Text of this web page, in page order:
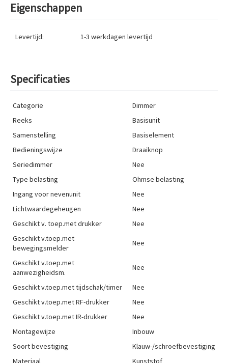
Eigenschappen
Levertijd: 1-3 werkdagen levertijd
Specificaties
Categorie
Dimmer
Reeks
Basisunit
Samenstelling
Basiselement
Bedieningswijze
Draaiknop
Seriedimmer
Nee
Type belasting
Ohmse belasting
Ingang voor nevenunit
Nee
Lichtwaardegeheugen
Nee
Geschikt v. toep.met drukker
Nee
Geschikt v.toep.met
bewegingsmelder
Nee
Geschikt v.toep.met
aanwezigheidsm.
Nee
Geschikt v.toep.met tijdschak/timer
Nee
Geschikt v.toep.met RF-drukker
Nee
Geschikt v.toep.met IR-drukker
Nee
Montagewijze
Inbouw
Soort bevestiging
Klauw-/schroefbevestiging
Materiaal
Kunststof